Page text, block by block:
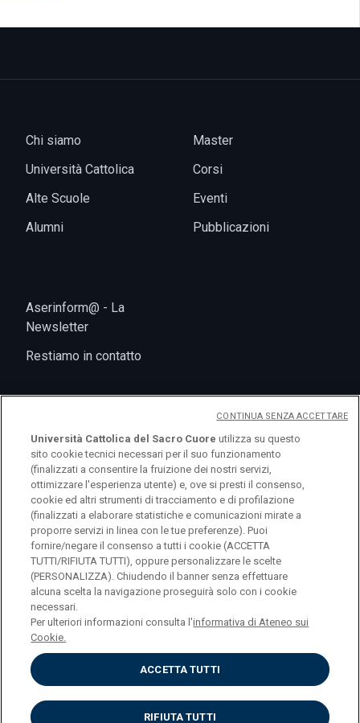
Chi siamo
Università Cattolica
Alte Scuole
Alumni
Master
Corsi
Eventi
Pubblicazioni
Aserinform@ - La
Newsletter
Restiamo in contatto
logo UC
© Università Cattolica del Sacro Cuore Largo A.
Gemelli 1, 20123 Milano PI 02133120150
Privacy
Accessibilità
Impostazione dei cookies
Università Cattolica del Sacro Cuore utilizza su questo
sito cookie tecnici necessari per il suo funzionamento
(finalizzati a consentire la fruizione dei nostri servizi,
ottimizzare l'esperienza utente) e, ove si presti il consenso,
cookie ed altri strumenti di tracciamento e di profilazione
(finalizzati a elaborare statistiche e comunicazioni mirate a
proporre servizi in linea con le tue preferenze). Puoi
fornire/negare il consenso a tutti i cookie (ACCETTA
TUTTI/RIFIUTA TUTTI), oppure personalizzare le scelte
(PERSONALIZZA). Chiudendo il banner senza effettuare
alcuna scelta la navigazione proseguirà solo con i cookie
necessari.
Per ulteriori informazioni consulta l'informativa di Ateneo sui
Cookie.
ACCETTA TUTTI
RIFIUTA TUTTI
CONTINUA SENZA ACCETTARE